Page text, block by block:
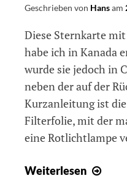
Geschrieben von Hansam
Diese Sternkarte
habe ich in Kanada
wurde sie jedoch in
neben der auf der
Kurzanleitung ist
Filterfolie, mit der
eine Rotlichtlampe
Weiterlesen